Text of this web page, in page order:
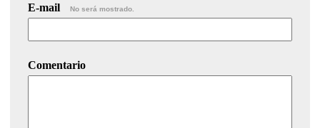
E-mail No será mostrado.
Comentario